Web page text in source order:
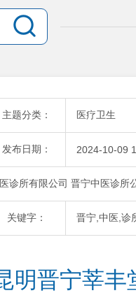
主题分类： 医疗卫生
发布日期： 2024-10-09
诊所有限公司 晋宁中医诊所
关键字： 晋宁,中医,诊
明晋宁莘丰